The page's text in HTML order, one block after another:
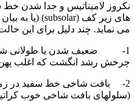
نکروز لامیناتیس و جدا شدن خط
های زیر کف (subsolar) (یا به
می نماید. چند دلیل برای این
1- ضعیف شدن یا طولانی شد
چرخش رشد انگشت که اغلب پهن
2- بافت شاخی خط سفید در
(سلولهای بافت شاخی خوب